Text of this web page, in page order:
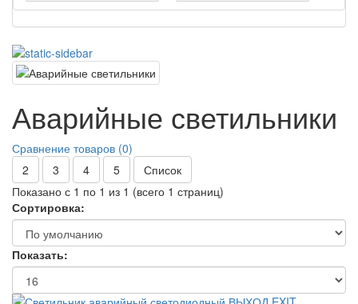
Аварийные светильники
Сравнение товаров (0)
2
3 4 5
Список
Показано с 1 по 1 из 1 (всего 1 страниц)
Сортировка:
Показать: